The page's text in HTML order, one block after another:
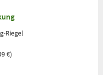
Riegel
€)